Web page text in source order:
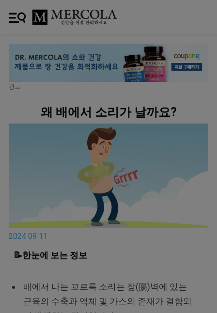
광고
왜 배에서 소리가 날까요?
2024 09 11
📝한눈에 보는 정보
배에서 나는 꼬르륵 소리는 장(腸)벽에 있는
근육의 수축과 액체 및 가스의 존재가 결합되